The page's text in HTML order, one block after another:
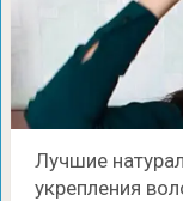
Лучшие
укрепления